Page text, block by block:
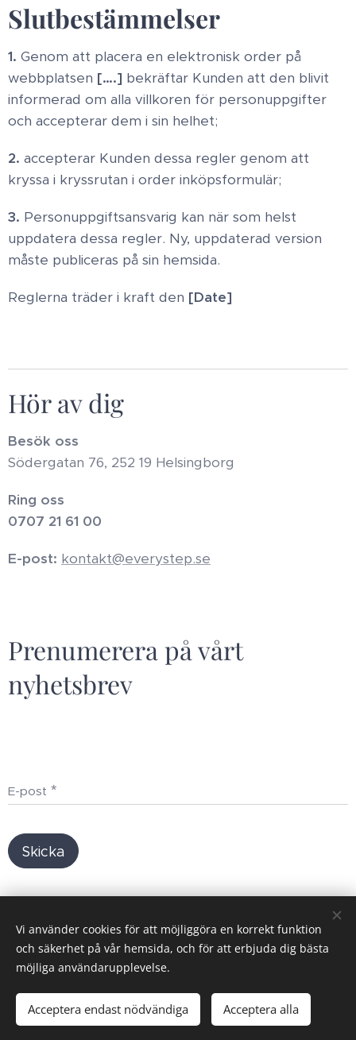
Slutbestämmelser
1. Genom att placera en elektronisk order på
webbplatsen [….] bekräftar Kunden att den blivit
informerad om alla villkoren för personuppgifter
och accepterar dem i sin helhet;
2. accepterar Kunden dessa regler genom att
kryssa i kryssrutan i order inköpsformulär;
3. Personuppgiftsansvarig kan när som helst
uppdatera dessa regler. Ny, uppdaterad version
måste publiceras på sin hemsida.
Reglerna träder i kraft den [Date]
Hör av dig
Besök oss
Södergatan 76, 252 19 Helsingborg
Ring oss
0707 21 61 00
E-post: kontakt@everystep.se
Prenumerera på vårt
nyhetsbrev
E-post
Skicka
Cookies
English
Vi använder cookies för att möjliggöra en korrekt funktion
och säkerhet på vår hemsida, och för att erbjuda dig bästa
möjliga användarupplevelse.
Acceptera endast nödvändiga Acceptera alla